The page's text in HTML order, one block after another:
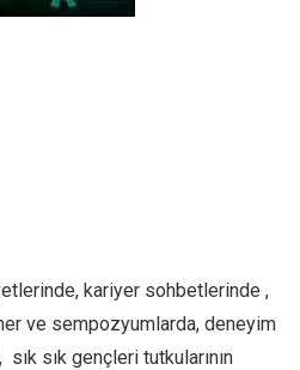
kariyer sohbetlerinde ,
ve sempozyumlarda, deneyim
sık gençleri tutkularının